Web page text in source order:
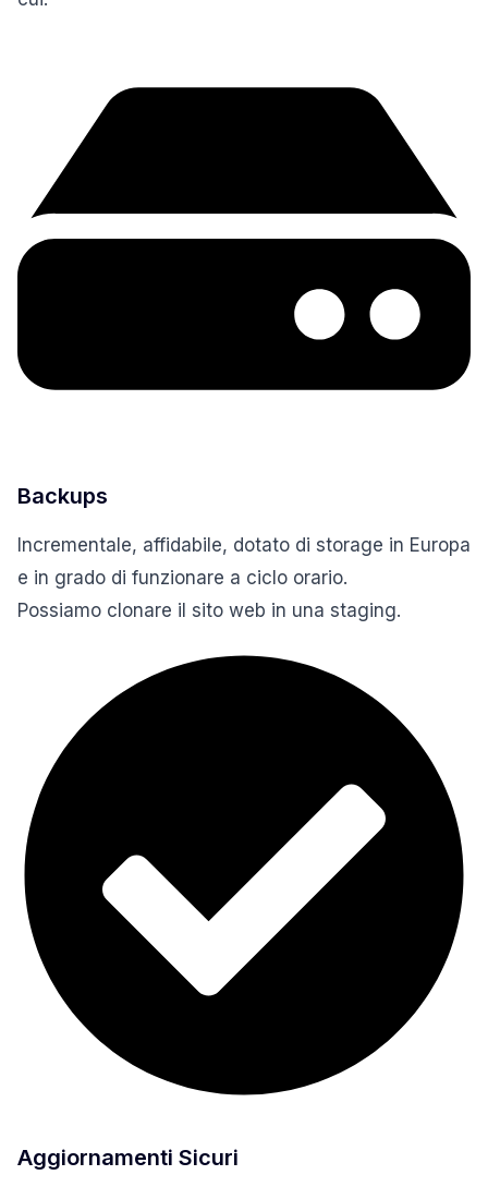
Backups
Incrementale, affidabile, dotato di storage in Europa
e in grado di funzionare a ciclo orario.
Possiamo clonare il sito web in una staging.
Aggiornamenti Sicuri